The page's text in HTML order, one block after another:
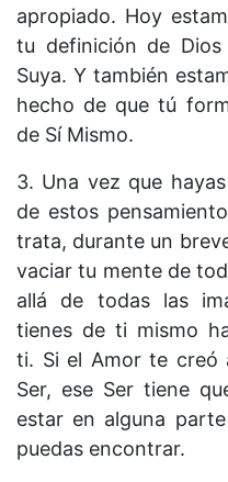
apropiado. Hoy
tu definición de
Suya. Y también
hecho de que tú
de Sí Mismo.
3. Una vez que
de estos
trata, durante un
vaciar tu mente de
allá de todas las
tienes de ti mismo
ti. Si el Amor te creó
Ser, ese Ser tiene
estar en alguna
puedas encontrar.